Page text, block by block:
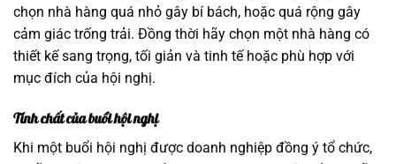
chọn nhà hàng quá nhỏ gây bí bách, hoặc quá rộng gây
cảm giác trống trải. Đồng thời hãy chọn một nhà hàng có
thiết kế sang trọng, tối giản và tinh tế hoặc phù hợp với
mục đích của hội nghị.
Tính chất của buổi hội nghị
Khi một buổi hội nghị được doanh nghiệp đồng ý tổ chức,